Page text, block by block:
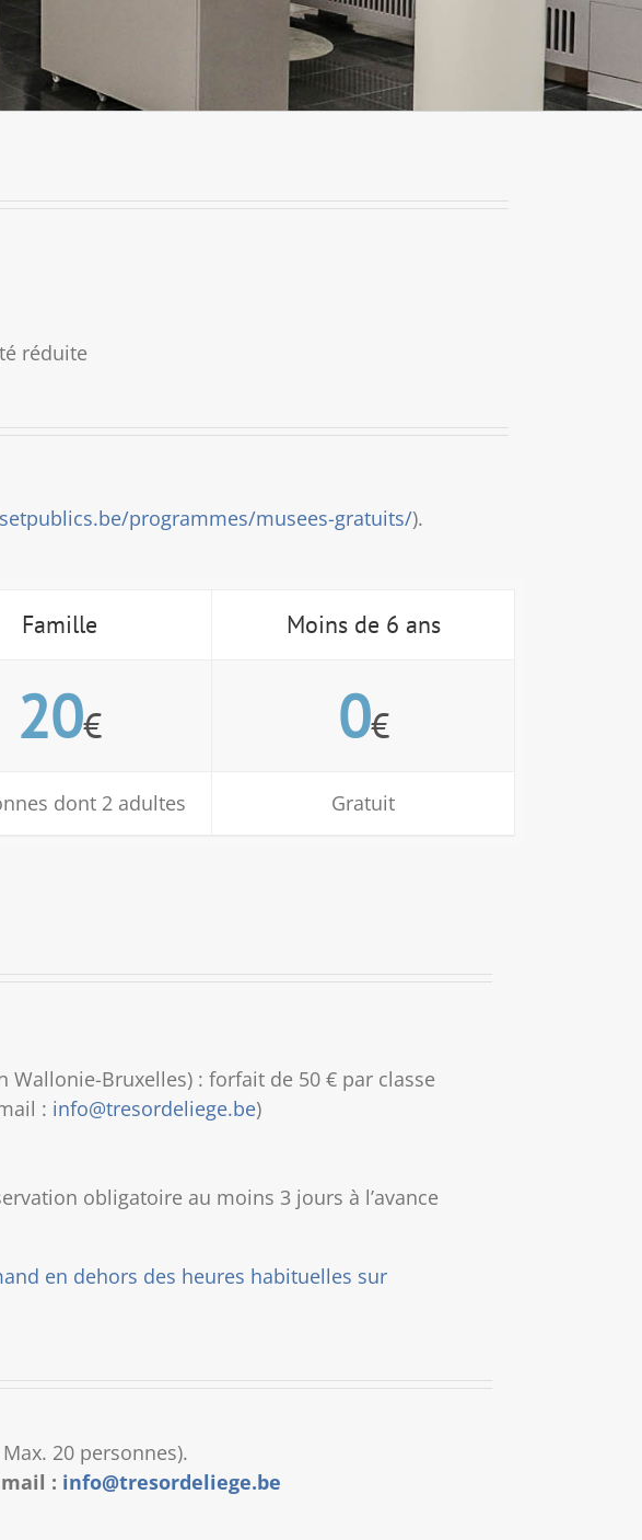
réduite
programmes/musees-gratuits/).
Famille
20€
dont 2 adultes
Moins de 6 ans
0€
Gratuit
Bruxelles) : forfait de 50 € par classe
: info@tresordeliege.be)
obligatoire au moins 3 jours à l’avance
en dehors des heures habituelles sur
20 personnes).
: info@tresordeliege.be